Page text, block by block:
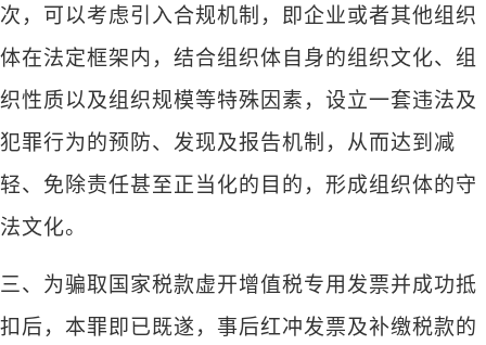
次，可以考虑引入合规机制，即企业或者其他组织
体在法定框架内，结合组织体自身的组织文化、组
织性质以及组织规模等特殊因素，设立一套违法及
犯罪行为的预防、发现及报告机制，从而达到减
轻、免除责任甚至正当化的目的，形成组织体的守
法文化。
三、 为骗取国家税款虚开增值税专用发票并成功抵
扣后，本罪即已既遂，事后红冲发票及补缴税款的